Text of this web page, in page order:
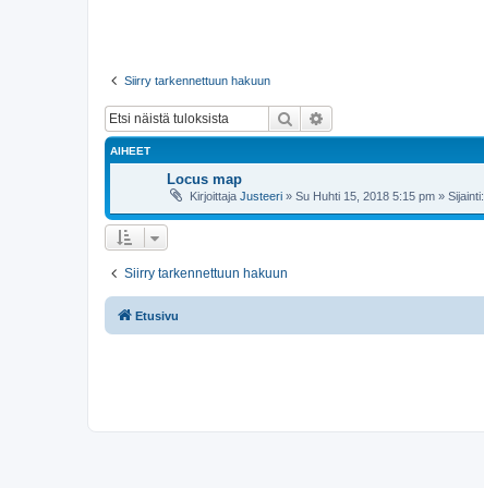
Siirry tarkennettuun hakuun
Etsi
AIHEET
Locus map
Kirjoittaja Justeeri » Su Huhti 15, 2018 5:15 pm » Sijainti:
Siirry tarkennettuun hakuun
Etusivu